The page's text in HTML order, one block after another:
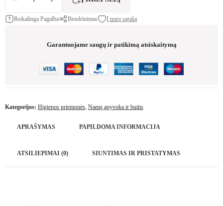
Reikalinga Pagalba Bendrinimas Į norų sąrašą
Garantuojame saugų ir patikimą atsiskaitymą
Kategorijos: Higienos priemonės, Namų apyvoka ir buitis
APRAŠYMAS PAPILDOMA INFORMACIJA
ATSILIEPIMAI (0) SIUNTIMAS IR PRISTATYMAS